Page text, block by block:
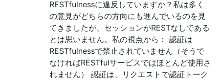
RESTfulnessに違反していますか？私は多く
の意見がどちらの方向にも進んでいるのを見
てきましたが、セッションがRESTなしである
とは思いません。私の視点から： 認証は
RESTfulnessで禁止されていません（そうで
なければRESTfulサービスではほとんど使用さ
れません） 認証は、リクエストで認証トーク